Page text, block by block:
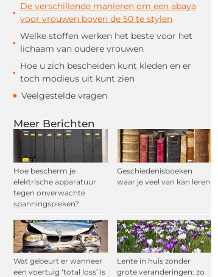
De verschillende manieren om een abaya
voor vrouwen boven de 50 te stylen
Welke stoffen werken het beste voor het
lichaam van oudere vrouwen
Hoe u zich bescheiden kunt kleden en er
toch modieus uit kunt zien
Veelgestelde vragen
Meer Berichten
Hoe bescherm je
elektrische apparatuur
tegen onverwachte
spanningspieken?
Geschiedenisboeken
waar je veel van kan leren
Wat gebeurt er wanneer
een voertuig ‘total loss’ is
Lente in huis zonder
grote veranderingen: zo